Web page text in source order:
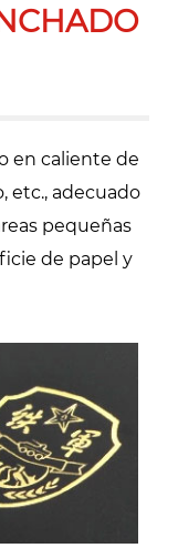
en caliente de
etc., adecuado
pequeñas
de papel y